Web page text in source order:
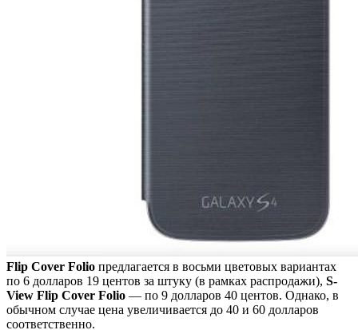
Flip Cover Folio предлагается в восьми цветовых вариантах
по 6 долларов 19 центов за штуку (в рамках распродажи), S-
View Flip Cover Folio — по 9 долларов 40 центов. Однако, в
обычном случае цена увеличивается до 40 и 60 долларов
соответственно.